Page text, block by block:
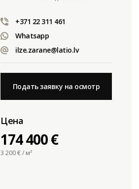
+371 22 311 461
Whatsapp
ilze.zarane@latio.lv
Подать заявку на осмотр
Цена
174 400 €
3 200€ / м²